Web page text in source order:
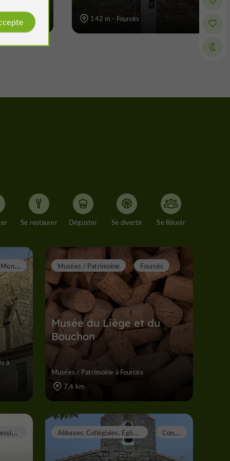
142 m - Fourcès
Se restaurer Déguster Se divertir Se Réunir
M
ontréal
à
Musée du Liège et du
Bouchon
Musées / Patrimoine Fourcès
Musées / Patrimoine à Fourcès
7,4 km
L
arressingle A
bbayes, Collégiales, Eglises, Prieurés C
ondom